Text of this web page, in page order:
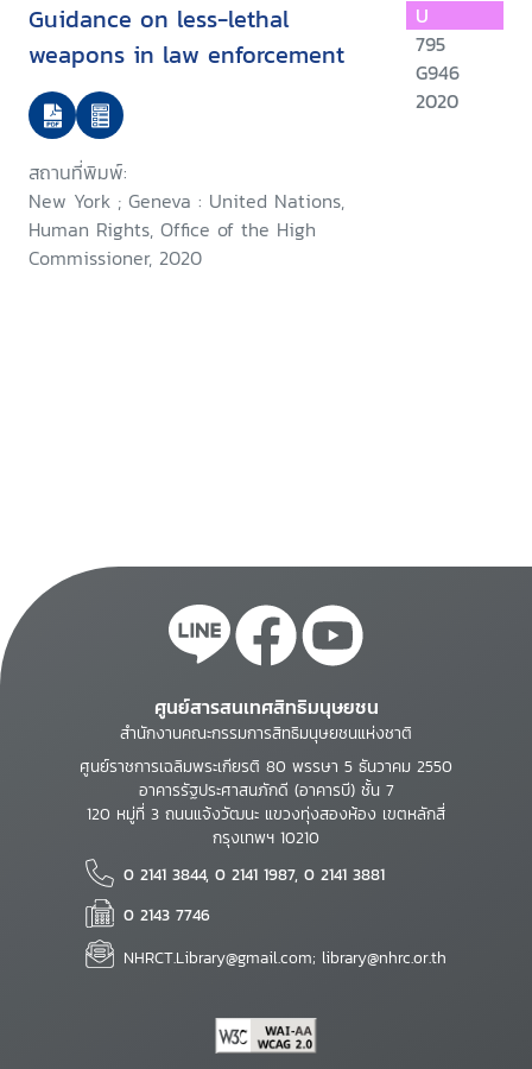
Guidance on less-lethal
weapons in law enforcement
สถานที่พิมพ์:
New York ; Geneva : United Nations,
Human Rights, Office of the High
Commissioner, 2020
U
795
G946
2020
ศูนย์สารสนเทศสิทธิมนุษยชน
สำนักงานคณะกรรมการสิทธิมนุษยชนแห่งชาติ
ศูนย์ราชการเฉลิมพระเกียรติ 80 พรรษา 5 ธันวาคม 2550
อาคารรัฐประศาสนภักดี (อาคารบี) ชั้น 7
120 หมู่ที่ 3 ถนนแจ้งวัฒนะ แขวงทุ่งสองห้อง เขตหลักสี่
กรุงเทพฯ 10210
0 2141 3844, 0 2141 1987, 0 2141 3881
0 2143 7746
NHRCT.Library@gmail.com; library@nhrc.or.th